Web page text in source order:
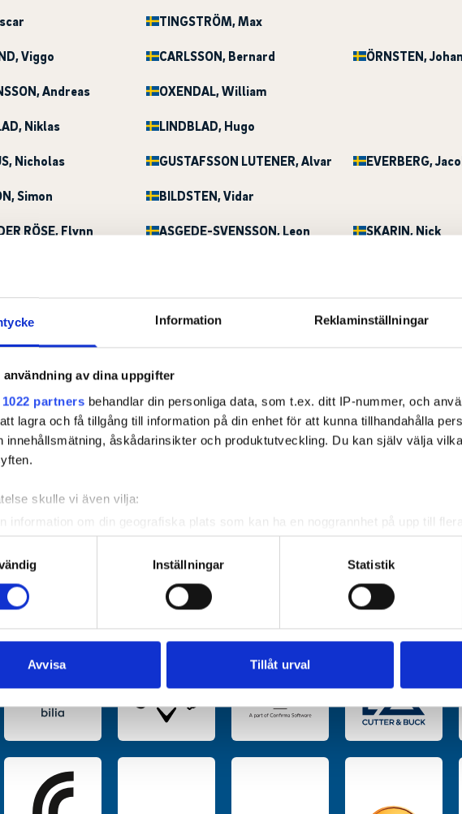
Information Reklaminställningar
av dina uppgifter
partners behandlar din personliga data, som t.ex. ditt IP-nummer, och
lagra och få tillgång till information på din enhet för att kunna tillhandahålla
innehållsmätning, åskådarinsikter och produktutveckling. Du kan själv välja
skulle vi även vilja:
in information om din geografiska plats som kan ha en noggrannhet på upp till
din enhet genom att aktivt skanna den för specifika kännetecken
om hur dina personliga uppgifter behandlas och ställ in dina preferenser i
ditt samtycke när som helst från cookie-förklaringen.
och analysera vår trafik. Vi vidarebefordrar även sådana identifierare och
medier och annons- och analysföretag som vi samarbetar med. Dessa kan i
Inställningar Statistik
Avvisa Tillåt urval
TINGSTRÖM, Max
, Viggo CARLSSON, Bernard ÖRNSTEN, Johan
, Andreas OXENDAL, William
, Niklas LINDBLAD, Hugo
, Nicholas GUSTAFSSON LUTENER, Alvar EVERBERG,
, Simon BILDSTEN, Vidar
RÖSE, Flynn ASGEDE-SVENSSON, Leon SKARIN, Nick
, Ingrid ZETTERBERG, Emma EMANUELLI,